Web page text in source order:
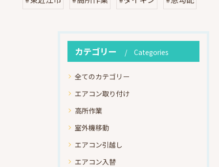
カテゴリー Categories
全てのカテゴリー
エアコン取り付け
高所作業
室外機移動
エアコン引越し
エアコン入替